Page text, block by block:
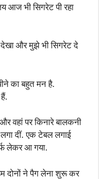
आज भी सिगरेट पी रहा
और मुझे भी सिगरेट दे
का बहुत मन है.
वहां पर किनारे बालकनी
दीं. एक टेबल लगाई
लेकर आ गया.
दोनों ने पैग लेना शुरू कर